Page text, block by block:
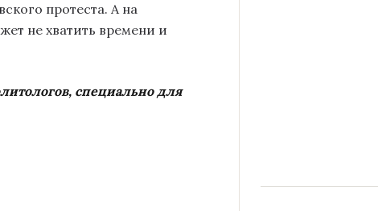
протеста. А на
не хватить времени и
специально для